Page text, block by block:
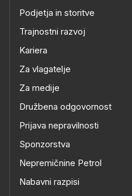
Podjetja in storitve
Trajnostni razvoj
Kariera
Za vlagatelje
Za medije
Družbena odgovornost
Prijava nepravilnosti
Sponzorstva
Nepremičnine Petrol
Nabavni razpisi